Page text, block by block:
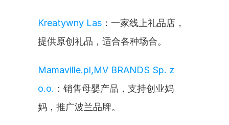
Kreatywny Las ：一家线上礼品店，
提供原创礼品，适合各种场合。
Mamaville.pl,MV BRANDS Sp. z
o.o. ：销售母婴产品，支持创业妈
妈，推广波兰品牌。